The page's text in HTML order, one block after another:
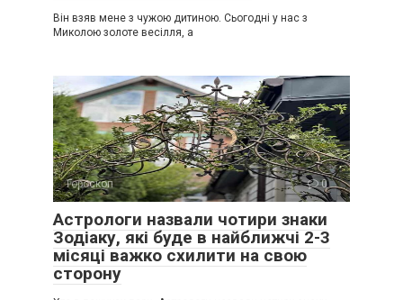
Він взяв мене з чужою дитиною. Сьогодні у нас з
Миколою золоте весілля, а
Гороскоп 0
Астрологи назвали чотири знаки
Зодіаку, які буде в найближчі 2-3
місяці важко схилити на свою
сторону